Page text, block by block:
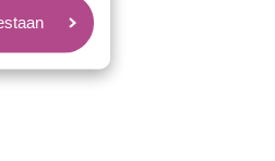
aan.